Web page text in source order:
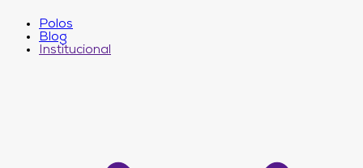
Polos
Blog
Institucional